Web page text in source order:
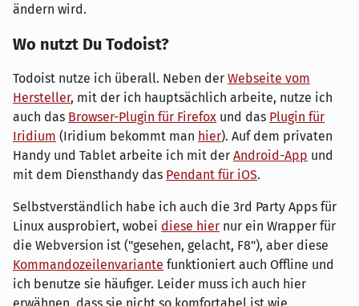
ändern wird.
Wo nutzt Du Todoist?
Todoist nutze ich überall. Neben der Webseite vom
Hersteller, mit der ich hauptsächlich arbeite, nutze ich
auch das Browser-Plugin für Firefox und das Plugin für
Iridium (Iridium bekommt man hier). Auf dem privaten
Handy und Tablet arbeite ich mit der Android-App und
mit dem Diensthandy das Pendant für iOS.
Selbstverständlich habe ich auch die 3rd Party Apps für
Linux ausprobiert, wobei diese hier nur ein Wrapper für
die Webversion ist ("gesehen, gelacht, F8"), aber diese
Kommandozeilenvariante funktioniert auch Offline und
ich benutze sie häufiger. Leider muss ich auch hier